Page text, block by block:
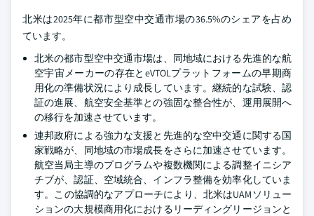
北米は2025年に都市型空中交通市場の36.5%のシェアを占め
ています。
北米の都市型空中交通市場は、同地域における先進的な航
空宇宙メーカーの存在とeVTOLプラットフォームの早期商
用化の準備状況により成長しています。継続的な試験、認
証の進展、航空安全基準との強固な整合性が、運用展開へ
の移行を加速させています。
連邦政府による強力な支援と先進的な空中交通に関する国
家戦略が、同地域の市場成長をさらに加速させています。
航空当局主導のプログラムや複数機関による調整イニシア
チブが、認証、空域統合、インフラ整備を効率化していま
す。この協調的なアプローチにより、北米はUAMソリュー
ションの大規模商用化におけるリーディングリージョンと